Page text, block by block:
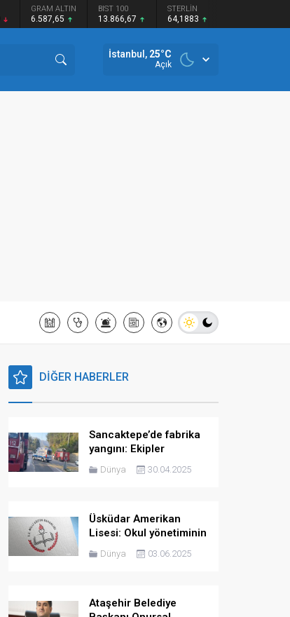
GRAM ALTIN
6.587,65
BIST 100
13.866,67
STERLİN
64,1883
İstanbul, 25°C
Açık
DİĞER HABERLER
Sancaktepe’de fabrika
yangını: Ekipler
müdahale ediyor
Dünya 30.04.2025
Üsküdar Amerikan
Lisesi: Okul yönetiminin
bilgisi olmaksızın asılan
görsel kaldırılmış olup,
Dünya 03.06.2025
Ataşehir Belediye